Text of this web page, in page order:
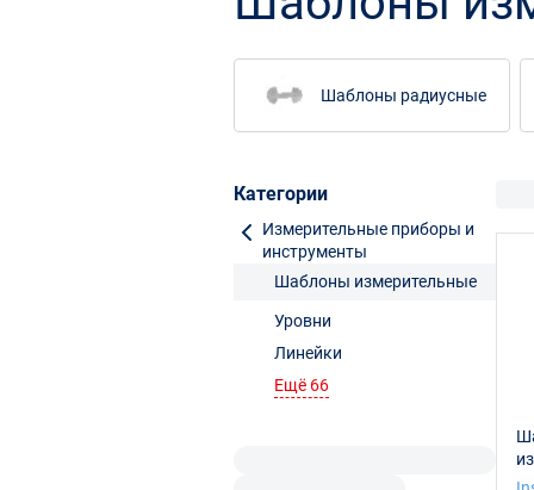
Шаблоны радиусные
Категории
Измерительные приборы и
инструменты
Шаблоны измерительные
Уровни
Линейки
Ещё 66